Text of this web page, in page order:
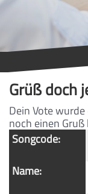
Grüß doch
Dein Vote
noch einen
Songcode:
Name: